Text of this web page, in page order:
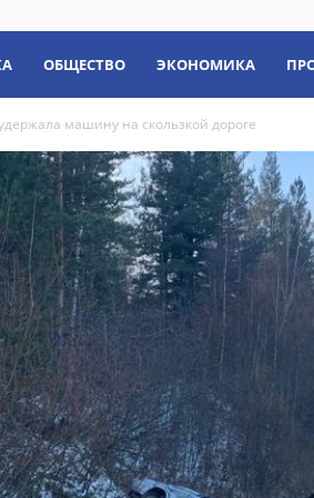
ОБЩЕСТВО ЭКОНОМИКА
машину на скользкой дороге